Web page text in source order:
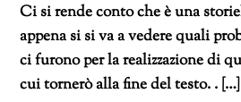
Ci si rende conto che è una
appena si si va a vedere quali
ci furono per la realizzazione di
cui tornerò alla fine del testo. . […]